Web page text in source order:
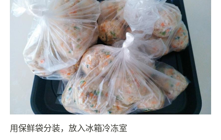
用保鲜袋分装，放入冰箱冷冻室